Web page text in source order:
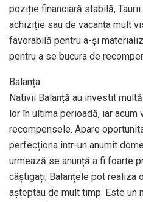
poziție financiară stabilă,
achiziție sau de vacanța mult
favorabilă pentru a-și
pentru a se bucura de
Balanța
Nativii Balanță au investit
lor în ultima perioadă, iar
recompensele. Apare
perfecționa într-un anumit
urmează se anunță a fi foarte
câștigați, Balanțele pot realiza
așteptau de mult timp. Este un